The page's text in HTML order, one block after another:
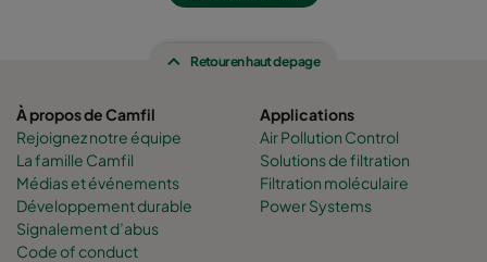
0160 592x287x640-12 ePM1 60%
0160 287x592x640-6 ePM1 60%
0160 592x892x640-12 ePM1 60% F7
0160 490x892x640-10 ePM1 60% F7
0160 287x892x640-6
Retour en haut de page
À propos de Camfil
Rejoignez notre équipe
La famille Camfil
Médias et événements
Développement durable
Signalement d’abus
Code of conduct
Applications
Air Pollution Control
Solutions de filtration
Filtration moléculaire
Power Systems